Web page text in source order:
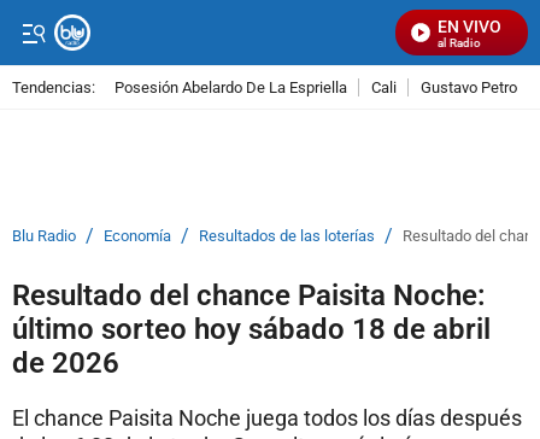
EN VIVO
Señal Visual Radio
Tendencias: Posesión Abelardo De La Espriella Cali Gustavo Petro
Blu Radio / Economía / Resultados de las loterías / Resultado del
Resultado del chance Paisita Noche:
último sorteo hoy sábado 18 de abril
de 2026
El chance Paisita Noche juega todos los días después